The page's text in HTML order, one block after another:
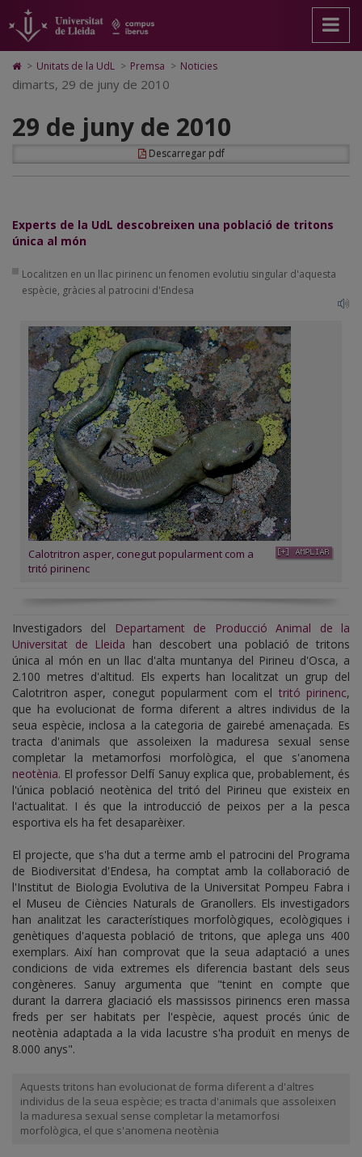
29
de
juny
de
2010
pàgina
principal.
Universitat
Lleida
contingut
principal
Mapa
Web.
Universitat
Cerca
Accessibilitat.
Universitat
Lleida
Icono
de
Home
ir
a
página
de
> Unitats de la UdL > Premsa > Noticies
dimarts, 29 de juny de 2010
29 de juny de 2010
Descarregar pdf
Experts de la UdL descobreixen una població de tritons
única al món
Localitzen en un llac pirinenc un fenomen evolutiu singular d'aquesta
espècie, gràcies al patrocini d'Endesa
Calotritron asper, conegut popularment com a
tritó pirinenc
Investigadors del
Departament de Producció Animal de la
Universitat de Lleida han descobert una població de tritons
única al món en un llac d'alta muntanya del Pirineu d'Osca, a
2.100 metres d'altitud. Els experts han localitzat un grup del
Calotritron asper, conegut popularment com el tritó pirinenc,
que ha evolucionat de forma diferent a altres individus de la
seua espècie, inclosa a la categoria de gairebé amenaçada. Es
tracta d'animals que assoleixen la maduresa sexual sense
completar la metamorfosi morfològica, el que s'anomena
neotènia. El professor Delfí Sanuy explica que, probablement, és
l'única població neotènica del tritó del Pirineu que existeix en
l'actualitat. I és que la introducció de peixos per a la pesca
esportiva els ha fet desaparèixer.
El projecte, que s'ha dut a terme amb el patrocini del Programa
de Biodiversitat d'Endesa, ha comptat amb la col·laboració de
l'Institut de Biologia Evolutiva de la Universitat Pompeu Fabra i
el Museu de Ciències Naturals de Granollers. Els investigadors
han analitzat les característiques morfològiques, ecològiques i
genètiques d'aquesta població de tritons, que aplega uns 400
exemplars. Així han comprovat que la seua adaptació a unes
condicions de vida extremes els diferencia bastant dels seus
congèneres. Sanuy argumenta que "tenint en compte que
durant la darrera glaciació els massissos pirinencs eren massa
freds per ser habitats per l'espècie, aquest procés únic de
neotènia adaptada a la vida lacustre s'ha produït en menys de
8.000 anys".
Aquests tritons han evolucionat de forma diferent a d'altres
individus de la seua espècie; es tracta d'animals que assoleixen
la maduresa sexual sense completar la metamorfosi
morfològica, el que s'anomena neotènia